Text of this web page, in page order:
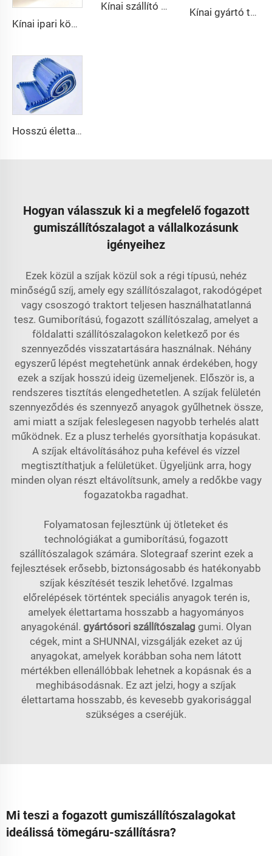
Kínai ipari követő csiszoló gépszalag PVC gyémánt szállítószalag
Kínai szállító sima, alacsony zajú PVC futópad szalag, gumiborítás, stabil marad, csúszásmentes szállítószalag Kínai gyártó testreszabott gyártók pu pvc pvk hajtásos poliészter szállítószalag
Hosszú élettartamú, költséghatékony kínai minőségű 3,1 mm-es tekercsben szállított PVC 3,5 mm-es fehér élelmiszeripari végtelen szállítószalag
Hogyan válasszuk ki a megfelelő fogazott
gumiszállítószalagot a vállalkozásunk
igényeihez
Ezek közül a szíjak közül sok a régi típusú, nehéz
minőségű szíj, amely egy szállítószalagot, rakodógépet
vagy csoszogó traktort teljesen használhatatlanná
tesz. Gumiborítású, fogazott szállítószalag, amelyet a
földalatti szállítószalagokon keletkező por és
szennyeződés visszatartására használnak. Néhány
egyszerű lépést megtehetünk annak érdekében, hogy
ezek a szíjak hosszú ideig üzemeljenek. Először is, a
rendszeres tisztítás elengedhetetlen. A szíjak felületén
szennyeződés és szennyező anyagok gyűlhetnek össze,
ami miatt a szíjak feleslegesen nagyobb terhelés alatt
működnek. Ez a plusz terhelés gyorsíthatja kopásukat.
A szíjak eltávolításához puha kefével és vízzel
megtisztíthatjuk a felületüket. Ügyeljünk arra, hogy
minden olyan részt eltávolítsunk, amely a redőkbe vagy
fogazatokba ragadhat.
Folyamatosan fejlesztünk új ötleteket és
technológiákat a gumiborítású, fogazott
szállítószalagok számára. Slotegraaf szerint ezek a
fejlesztések erősebb, biztonságosabb és hatékonyabb
szíjak készítését teszik lehetővé. Izgalmas
előrelépések történtek speciális anyagok terén is,
amelyek élettartama hosszabb a hagyományos
anyagokénál. gyártósori szállítószalag gumi. Olyan
cégek, mint a SHUNNAI, vizsgálják ezeket az új
anyagokat, amelyek korábban soha nem látott
mértékben ellenállóbbak lehetnek a kopásnak és a
meghibásodásnak. Ez azt jelzi, hogy a szíjak
élettartama hosszabb, és kevesebb gyakorisággal
szükséges a cseréjük.
Mi teszi a fogazott gumiszállítószalagokat
ideálissá tömegáru-szállításra?